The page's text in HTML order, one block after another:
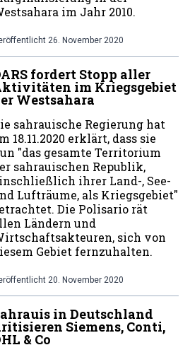
im Jahr 2010.
26. November 2020
fordert Stopp aller
im Kriegsgebiet
Westsahara
sahrauische Regierung hat
18.11.2020 erklärt, dass sie
"das gesamte Territorium
sahrauischen Republik,
ihrer Land-, See-
Lufträume, als Kriegsgebiet"
Die Polisario rät
Ländern und
sich von
Gebiet fernzuhalten.
20. November 2020
in Deutschland
Siemens, Conti,
& Co